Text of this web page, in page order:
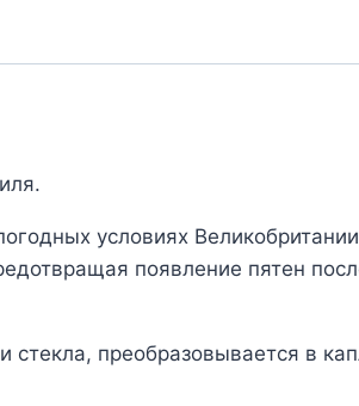
условиях
появление пятен
преобразовывается в